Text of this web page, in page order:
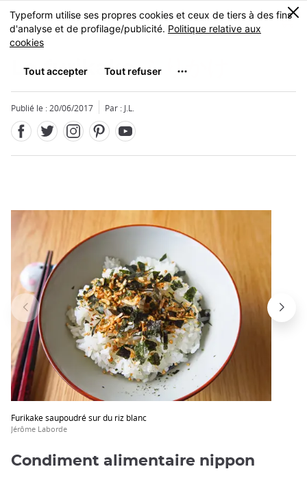
Skip
to
main
MENU
0
Le furikakeふりかけ
Publié le : 20/06/2017 Par : J.L.
Furikake saupoudré sur du riz blanc
Jérôme Laborde
Fermer
Condiment alimentaire nippon